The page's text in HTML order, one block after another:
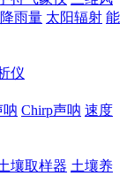
降雨量 太阳辐射 能
仪
呐 Chirp声呐 速度
壤取样器 土壤养